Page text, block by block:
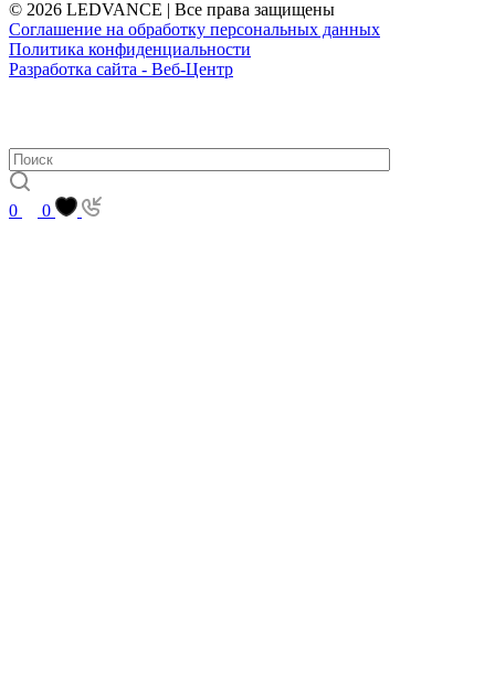
© 2026 LEDVANCE | Все права защищены
Соглашение на обработку персональных данных
Политика конфиденциальности
Разработка сайта - Веб-Центр
0 0